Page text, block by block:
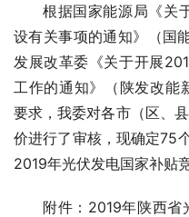
根据国家能源局《关
设有关事项的通知》（国
发展改革委《关于开展
工作的通知》（陕发改能
要求，我委对各市（区、
价进行了审核，现确定75
2019年光伏发电国家补贴
附件：2019年陕西省